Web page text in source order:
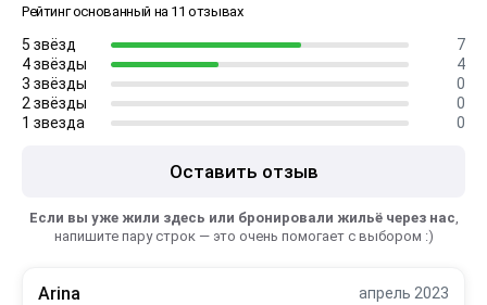
Рейтинг основанный на 11 отзывах
5 звёзд
7
4 звёзды
4
3 звёзды
0
2 звёзды
0
1 звезда
0
Оставить отзыв
Если вы уже жили здесь или бронировали жильё через нас,
напишите пару строк — это очень помогает с выбором :)
Arina
апрель 2023